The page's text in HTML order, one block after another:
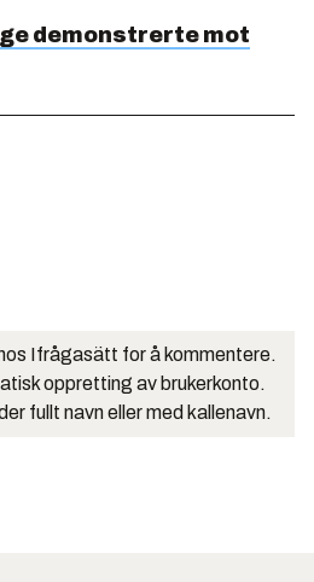
demonstrerte mot
Ifrågasätt for å kommentere.
oppretting av brukerkonto.
fullt navn eller med kallenavn.